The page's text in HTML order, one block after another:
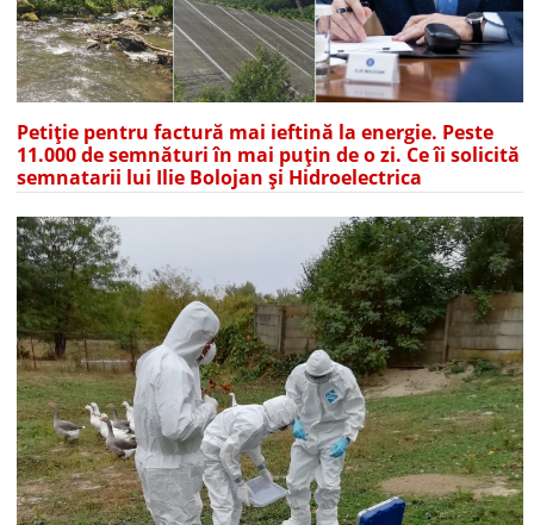
Petiție pentru factură mai ieftină la energie. Peste
11.000 de semnături în mai puțin de o zi. Ce îi solicită
semnatarii lui Ilie Bolojan și Hidroelectrica